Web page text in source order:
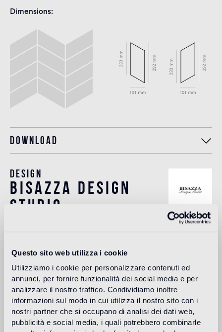
Questo sito web utilizza i cookie
Utilizziamo i cookie per personalizzare contenuti ed
annunci, per fornire funzionalità dei social media e per
analizzare il nostro traffico. Condividiamo inoltre
informazioni sul modo in cui utilizza il nostro sito con i
nostri partner che si occupano di analisi dei dati web,
pubblicità e social media, i quali potrebbero combinarle
Dimensions
Download
Design
bisazza design
studio
designers collaborating with Bisazza in the development of
new collections, it contributes to expanding the company's
product range with original decorative proposals.
Lire plus